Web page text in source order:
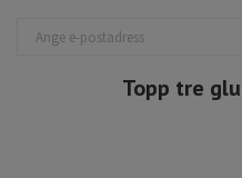
Topp tre